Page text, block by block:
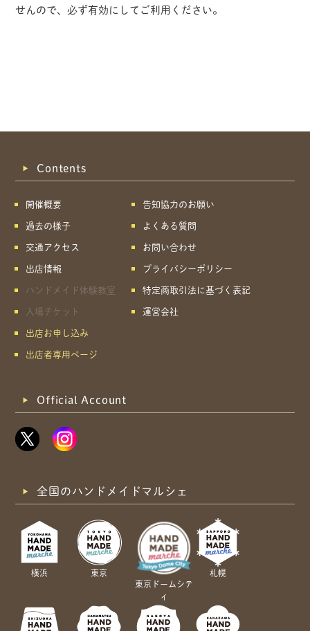
せんので、必ず有効にしてご利用ください。
共有方法を選択
Contents
開催概要
過去の様子
交通アクセス
出店情報
ハンドメイド体験教室
入場チケット
出店お申し込み
出店者専用ページ
告知協力のお願い
よくある質問
お問い合わせ
プライバシーポリシー
特定商取引法に基づく表記
運営会社
Official Account
全国のハンドメイドマルシェ
横浜
東京
東京ドームシテ
ィ
札幌